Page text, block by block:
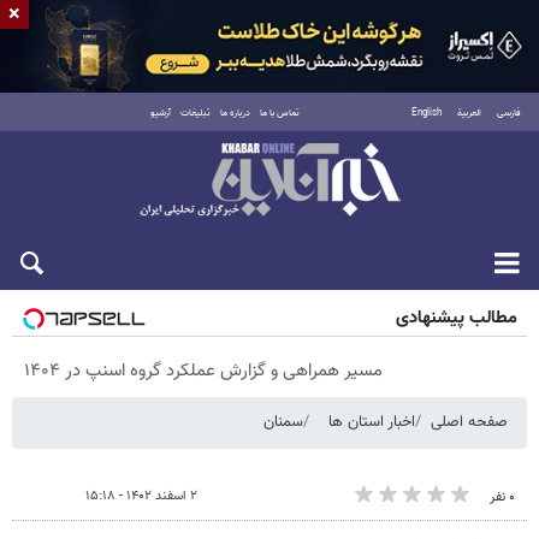
فارسی العربية English تماس با ما درباره ما تبلیغات آرشیو
شنبه ۱۷ مرداد ۱۴۰۵
مطالب پیشنهادی
مسیر همراهی و گزارش عملکرد گروه اسنپ در ۱۴۰۴
صفحه اصلی اخبار استان ها سمنان
۰ نفر ۲ اسفند ۱۴۰۲ - ۱۵:۱۸
×